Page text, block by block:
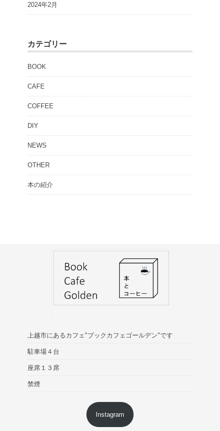
2024年2月
カテゴリー
BOOK
CAFE
COFFEE
DIY
NEWS
OTHER
本の紹介
上越市にあるカフェ"ブックカフェゴールデン"です
駐車場４台
座席１３席
禁煙
Instagram